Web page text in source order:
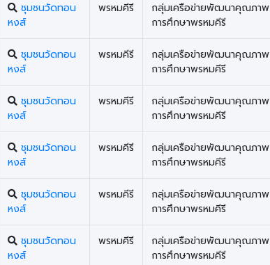
ชุมชนวัดทอน
หงส์
พรหมคีรี
กลุ่มเครือข่ายพัฒนาคุณภาพ
การศึกษาพรหมคีรี
ชุมชนวัดทอน
หงส์
พรหมคีรี
กลุ่มเครือข่ายพัฒนาคุณภาพ
การศึกษาพรหมคีรี
ชุมชนวัดทอน
หงส์
พรหมคีรี
กลุ่มเครือข่ายพัฒนาคุณภาพ
การศึกษาพรหมคีรี
ชุมชนวัดทอน
หงส์
พรหมคีรี
กลุ่มเครือข่ายพัฒนาคุณภาพ
การศึกษาพรหมคีรี
ชุมชนวัดทอน
หงส์
พรหมคีรี
กลุ่มเครือข่ายพัฒนาคุณภาพ
การศึกษาพรหมคีรี
ชุมชนวัดทอน
หงส์
พรหมคีรี
กลุ่มเครือข่ายพัฒนาคุณภาพ
การศึกษาพรหมคีรี